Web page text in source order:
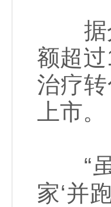
据介
额超
治疗
上市。
“虽
家‘并